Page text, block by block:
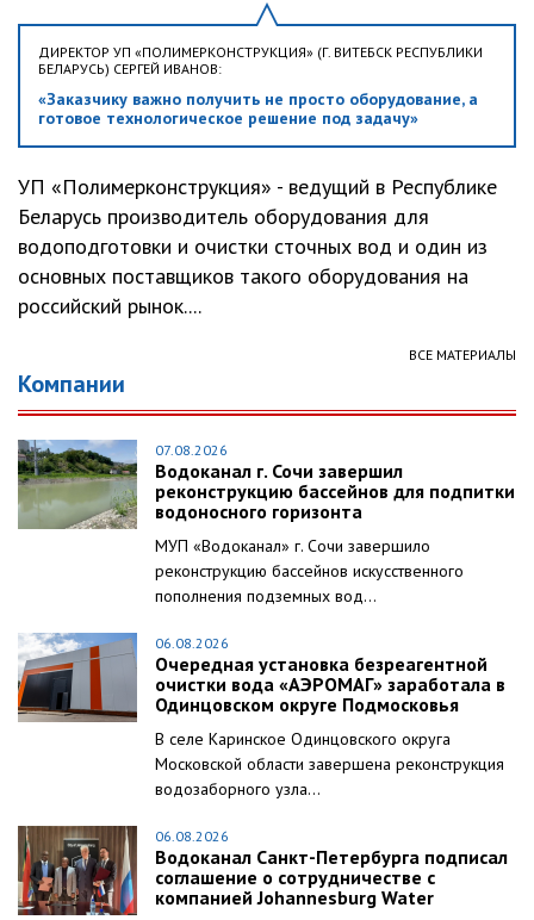
ДИРЕКТОР УП «ПОЛИМЕРКОНСТРУКЦИЯ» (Г. ВИТЕБСК РЕСПУБЛИКИ
БЕЛАРУСЬ) СЕРГЕЙ ИВАНОВ:
«Заказчику важно получить не просто оборудование, а
готовое технологическое решение под задачу»
УП «Полимерконструкция» - ведущий в Республике
Беларусь производитель оборудования для
водоподготовки и очистки сточных вод и один из
основных поставщиков такого оборудования на
российский рынок....
ВСЕ МАТЕРИАЛЫ
Компании
07.08.2026
Водоканал г. Сочи завершил
реконструкцию бассейнов для подпитки
водоносного горизонта
МУП «Водоканал» г. Сочи завершило
реконструкцию бассейнов искусственного
пополнения подземных вод...
06.08.2026
Очередная установка безреагентной
очистки вода «АЭРОМАГ» заработала в
Одинцовском округе Подмосковья
В селе Каринское Одинцовского округа
Московской области завершена реконструкция
водозаборного узла...
06.08.2026
Водоканал Санкт-Петербурга подписал
соглашение о сотрудничестве с
компанией Johannesburg Water